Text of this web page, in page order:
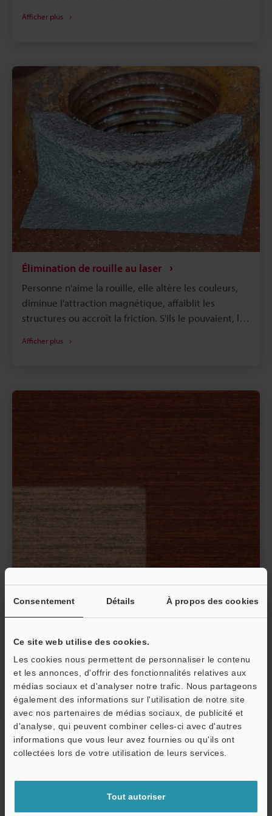
Consentement Détails À propos des cookies
Ce site web utilise des cookies.
Les cookies nous permettent de personnaliser le contenu
et les annonces, d'offrir des fonctionnalités relatives aux
médias sociaux et d'analyser notre trafic. Nous partageons
également des informations sur l'utilisation de notre site
avec nos partenaires de médias sociaux, de publicité et
d'analyse, qui peuvent combiner celles-ci avec d'autres
informations que vous leur avez fournies ou qu'ils ont
collectées lors de votre utilisation de leurs services.
Tout autoriser
Cette solution efficace et rentable utilise des
applications.
Afficher plus
Élimination de rouille au laser
Personne n'aime la rouille, elle altère les couleurs,
diminue l'attraction magnétique, affaiblit les
structures ou accroît la friction. S'ils le pouvaient, les
complètement. Toutefois, la rouille étant un
l'oxygène, il est presque impossible de l'éviter.
Afficher plus
L'oxydation d'un métal est la première étape de la
corrosion et elle n'est pas esthétique. De plus, une
surface oxydée est incompatible avec d'autres
procédés, tels que le soudage, le moulage et
l'extrusion, car elle ne constitue pas une surface
propre et exploitable. Bien qu'elle ne soit pas
extrêmement nocive, l'oxydation n'est pas
recommandée et doit souvent être éliminée.
de l'oxydation au laser est une méthode précise et
efficace pour lutter contre les inconvénients de
Afficher plus